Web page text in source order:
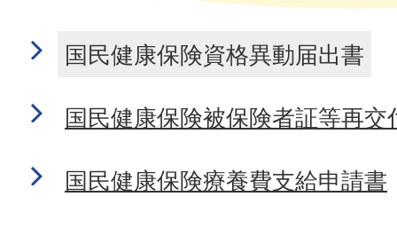
国民健康保険資格異動届出書
国民健康保険被保険者証等再交
国民健康保険療養費支給申請書